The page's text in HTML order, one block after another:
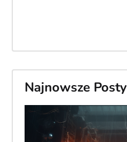
Najnowsze Posty